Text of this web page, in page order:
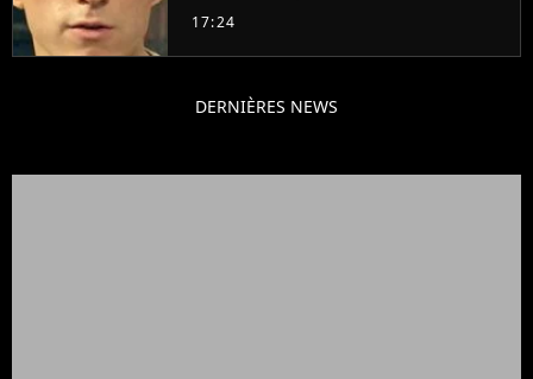
pas ce blockbuster
17:24
DERNIÈRES NEWS